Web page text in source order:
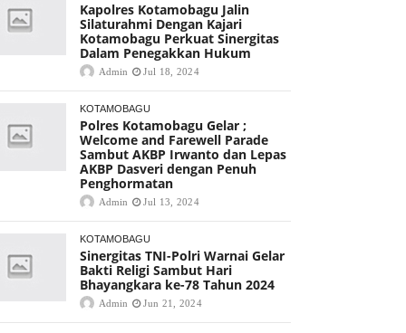
Kapolres Kotamobagu Jalin
Silaturahmi Dengan Kajari
Kotamobagu Perkuat Sinergitas
Dalam Penegakkan Hukum
Admin Jul 18, 2024
KOTAMOBAGU
Polres Kotamobagu Gelar ;
Welcome and Farewell Parade
Sambut AKBP Irwanto dan Lepas
AKBP Dasveri dengan Penuh
Penghormatan
Admin Jul 13, 2024
KOTAMOBAGU
Sinergitas TNI-Polri Warnai Gelar
Bakti Religi Sambut Hari
Bhayangkara ke-78 Tahun 2024
Admin Jun 21, 2024